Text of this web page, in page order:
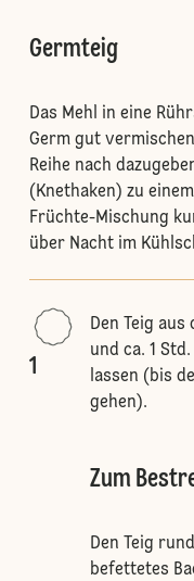
Germteig
Das Mehl in eine
Germ gut
Reihe nach
(Knethaken) zu
Früchte-Mischung
über Nacht im
1
Den Teig
und ca. 1
lassen (bis
gehen).
Zum
Den Teig
befettetes